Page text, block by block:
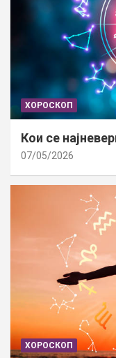
ХОРОСКОП
Кои се
07/05/2026
ХОРОСКОП